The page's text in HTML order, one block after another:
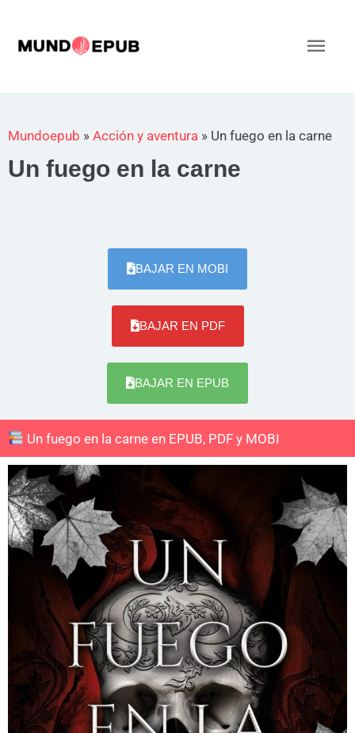
contenido
Mundoepub » Acción y aventura » Un fuego en la carne
Un fuego en la carne
BAJAR EN MOBI
BAJAR EN PDF
BAJAR EN EPUB
Un fuego en la carne en EPUB, PDF y MOBI